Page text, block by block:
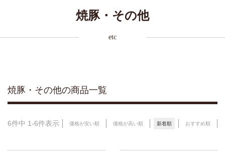
焼豚・その他
etc
焼豚・その他の商品一覧
価格が安い順 価格が高い順 新着順 おすすめ順
6件中 1-6件表示